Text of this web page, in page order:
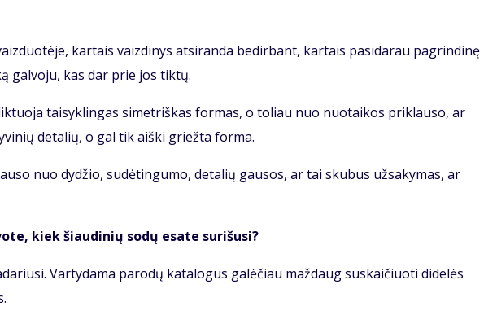
kar­tais vaiz­di­nys at­si­ran­da be­dir­bant, kar­tais pa­si­da­rau pa­grin­di­nę
gal­vo­ju, kas dar prie jos tik­tų.
tai­syk­lin­gas si­met­riš­kas for­mas, o to­liau nuo nuo­tai­kos pri­klau­so, ar
de­ta­lių, o gal tik aiš­ki griež­ta for­ma.
nuo dy­džio, su­dė­tin­gu­mo, de­ta­lių gau­sos, ar tai sku­bus už­sa­ky­mas, ar
kiek šiau­di­nių so­dų esa­te su­ri­šu­si?
Var­ty­da­ma pa­ro­dų ka­ta­lo­gus ga­lė­čiau maž­daug su­skai­čiuo­ti di­de­lės